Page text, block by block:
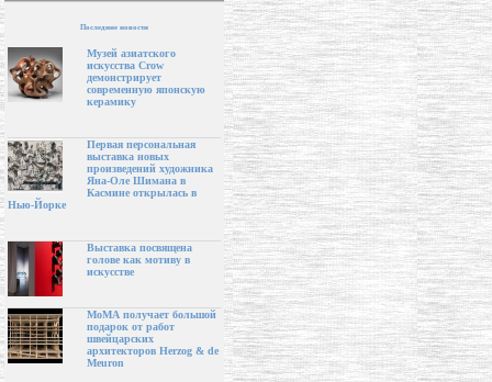
Последние новости
Музей азиатского
искусства Crow
демонстрирует
современную японскую
керамику
Первая персональная
выставка новых
произведений художника
Яна-Оле Шимана в
Касмине открылась в
Нью-Йорке
Выставка посвящена
голове как мотиву в
искусстве
МоМА получает большой
подарок от работ
швейцарских
архитекторов Herzog & de
Meuron